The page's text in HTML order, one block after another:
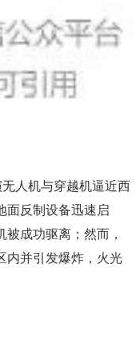
人机与穿越机逼近西
面反制设备迅速启
成功驱离；然而，
内并引发爆炸，火光